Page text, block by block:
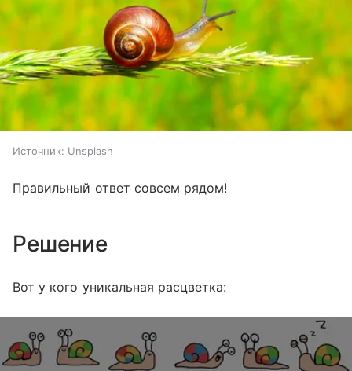
Источник: Unsplash
Правильный ответ совсем рядом!
Решение
Вот у кого уникальная расцветка: